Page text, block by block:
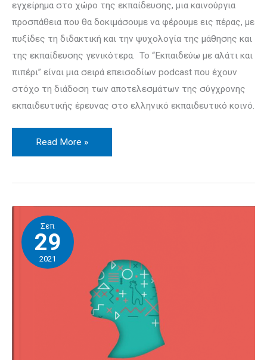
εγχείρημα στο χώρο της εκπαίδευσης, μια καινούργια
προσπάθεια που θα δοκιμάσουμε να φέρουμε εις πέρας, με
πυξίδες τη διδακτική και την ψυχολογία της μάθησης και
της εκπαίδευσης γενικότερα. Το “Εκπαιδεύω με αλάτι και
πιπέρι” είναι μια σειρά επεισοδίων podcast που έχουν
στόχο τη διάδοση των αποτελεσμάτων της σύγχρονης
εκπαιδευτικής έρευνας στο ελληνικό εκπαιδευτικό κοινό.
Read More »
Σεπ
29
2021
Παρουσίαση
–
Κριτική
βιβλίου:
“νευροεκπαίδευση